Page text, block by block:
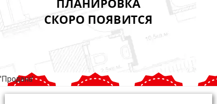
'Продана'